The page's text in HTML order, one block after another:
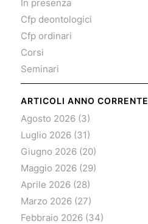
In presenza
Cfp deontologici
Cfp ordinari
Corsi
Seminari
ARTICOLI ANNO CORRENTE
Agosto 2026(3)
Luglio 2026(31)
Giugno 2026(20)
Maggio 2026(29)
Aprile 2026(28)
Marzo 2026(27)
Febbraio 2026(34)